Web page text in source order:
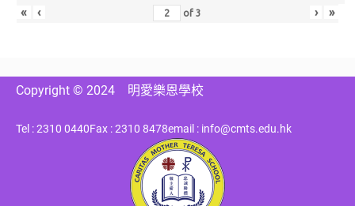
« ‹ of3 › »
Copyright © 2024 明愛樂恩學校
Tel : 2310 0440Fax : 2310 8478email : info@cmts.edu.hk